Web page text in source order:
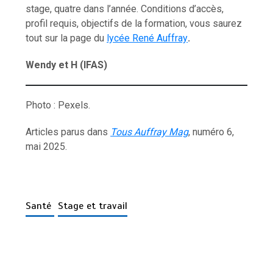
stage, quatre dans l’année. Conditions d’accès,
profil requis, objectifs de la formation, vous saurez
tout sur la page du lycée René Auffray.
Wendy et H (IFAS)
Photo : Pexels.
Articles parus dans Tous Auffray Mag, numéro 6,
mai 2025.
Santé Stage et travail